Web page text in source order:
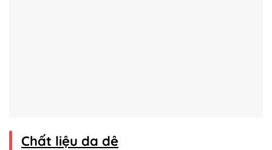
Chất liệu da dê